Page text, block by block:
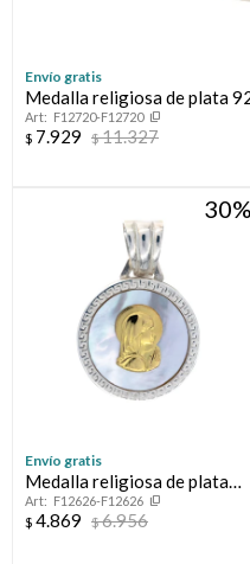
Envío gratis
Medalla religiosa de plata
MILAGROSA
F12720-F12720
$ 7.929 $11.327
30
Envío gratis
Medalla religiosa de plata
925, double en oro 18 ktes y
nácar, VIRGEN MARIA.
F12626-F12626
$ 4.869 $6.956